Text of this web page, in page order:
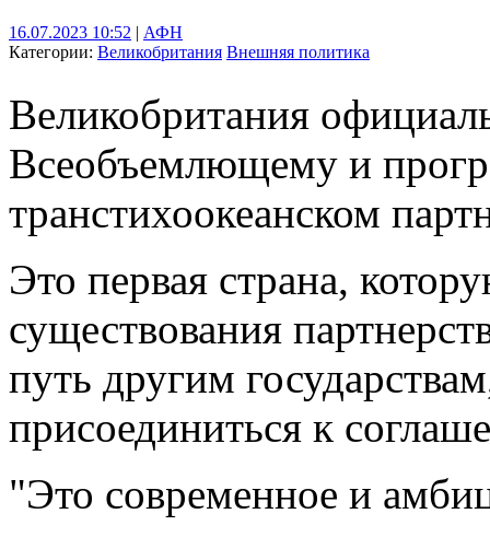
16.07.2023 10:52 | АФН
Категории: Великобритания Внешняя политика
Великобритания
Всеобъемлющему и
транстихоокеанском
Это первая страна,
существования
путь другим
присоединиться к
"Это современное и